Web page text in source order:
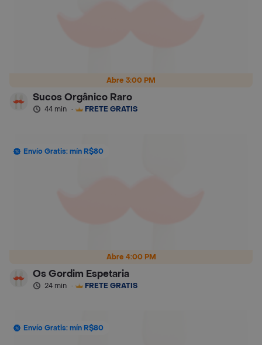
Abre 3:00 PM
Sucos Orgânico Raro
44 min · FRETE GRÁTIS
Abre 4:00 PM
Envío Gratis: mín R$80
Os Gordim Espetaria
24 min · FRETE GRÁTIS
Envío Gratis: mín R$80